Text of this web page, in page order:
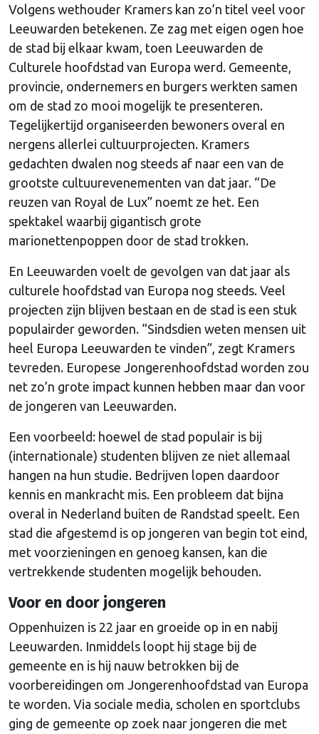
Volgens wethouder Kramers kan zo’n titel veel voor
Leeuwarden betekenen. Ze zag met eigen ogen hoe
de stad bij elkaar kwam, toen Leeuwarden de
Culturele hoofdstad van Europa werd. Gemeente,
provincie, ondernemers en burgers werkten samen
om de stad zo mooi mogelijk te presenteren.
Tegelijkertijd organiseerden bewoners overal en
nergens allerlei cultuurprojecten. Kramers
gedachten dwalen nog steeds af naar een van de
grootste cultuurevenementen van dat jaar. “De
reuzen van Royal de Lux” noemt ze het. Een
spektakel waarbij gigantisch grote
marionettenpoppen door de stad trokken.
En Leeuwarden voelt de gevolgen van dat jaar als
culturele hoofdstad van Europa nog steeds. Veel
projecten zijn blijven bestaan en de stad is een stuk
populairder geworden. “Sindsdien weten mensen uit
heel Europa Leeuwarden te vinden”, zegt Kramers
tevreden. Europese Jongerenhoofdstad worden zou
net zo’n grote impact kunnen hebben maar dan voor
de jongeren van Leeuwarden.
Een voorbeeld: hoewel de stad populair is bij
(internationale) studenten blijven ze niet allemaal
hangen na hun studie. Bedrijven lopen daardoor
kennis en mankracht mis. Een probleem dat bijna
overal in Nederland buiten de Randstad speelt. Een
stad die afgestemd is op jongeren van begin tot eind,
met voorzieningen en genoeg kansen, kan die
vertrekkende studenten mogelijk behouden.
Voor en door jongeren
Oppenhuizen is 22 jaar en groeide op in en nabij
Leeuwarden. Inmiddels loopt hij stage bij de
gemeente en is hij nauw betrokken bij de
voorbereidingen om Jongerenhoofdstad van Europa
te worden. Via sociale media, scholen en sportclubs
ging de gemeente op zoek naar jongeren die met